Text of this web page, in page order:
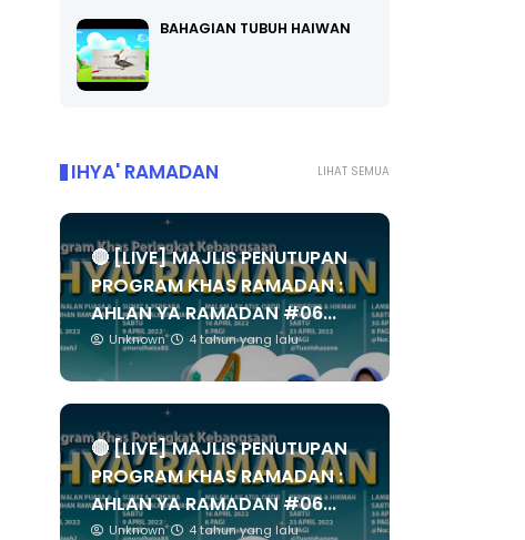
BAHAGIAN TUBUH HAIWAN
LIHAT SEMUA
IHYA' RAMADAN
🔴 [LIVE] MAJLIS PENUTUPAN
PROGRAM KHAS RAMADAN :
AHLAN YA RAMADAN #06...
Unknown 4 tahun yang lalu
🔴 [LIVE] MAJLIS PENUTUPAN
PROGRAM KHAS RAMADAN :
AHLAN YA RAMADAN #06...
Unknown 4 tahun yang lalu